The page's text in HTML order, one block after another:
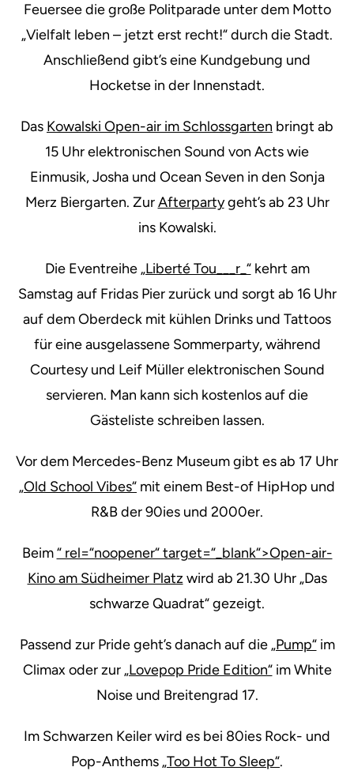
Feuersee die große Politparade unter dem Motto
„Vielfalt leben – jetzt erst recht!“ durch die Stadt.
Anschließend gibt’s eine Kundgebung und
Hocketse in der Innenstadt.
Das Kowalski Open-air im Schlossgarten bringt ab
15 Uhr elektronischen Sound von Acts wie
Einmusik, Josha und Ocean Seven in den Sonja
Merz Biergarten. ZurAfterpartygeht’s ab 23 Uhr
ins Kowalski.
Die Eventreihe „Liberté Tou___r_“kehrt am
Samstag auf Fridas Pier zurück und sorgt ab 16 Uhr
auf dem Oberdeck mit kühlen Drinks und Tattoos
für eine ausgelassene Sommerparty, während
Courtesy und Leif Müller elektronischen Sound
servieren. Man kann sich kostenlos auf die
Gästeliste schreiben lassen.
Vor dem Mercedes-Benz Museum gibt es ab 17 Uhr
„Old School Vibes“ mit einem Best-of HipHop und
R&B der 90ies und 2000er.
Beim“ rel=“noopener“ target=“_blank“>Open-air-
Kino am Südheimer Platz wird ab 21.30 Uhr „Das
schwarze Quadrat“ gezeigt.
Passend zur Pride geht’s danach auf die „Pump“im
Climax oder zur „Lovepop Pride Edition“im White
Noise und Breitengrad 17.
Im Schwarzen Keiler wird es bei 80ies Rock- und
Pop-Anthems „Too Hot To Sleep“.